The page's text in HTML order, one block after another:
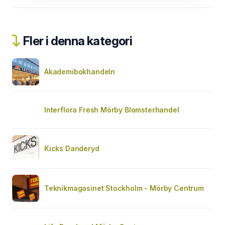
Fler i denna kategori
Akademibokhandeln
Interflora Fresh Mörby Blomsterhandel
Kicks Danderyd
Teknikmagasinet Stockholm - Mörby Centrum